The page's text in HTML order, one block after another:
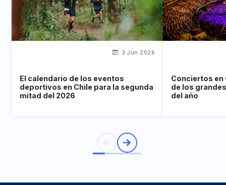
3 Jun 2026
El calendario de los eventos
deportivos en Chile para la segunda
mitad del 2026
Conciertos en
de los
del año